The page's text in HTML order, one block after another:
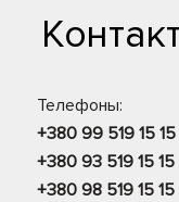
Телефоны:
+380 99 519 15 15
+380 93 519 15 15
+380 98 519 15 15